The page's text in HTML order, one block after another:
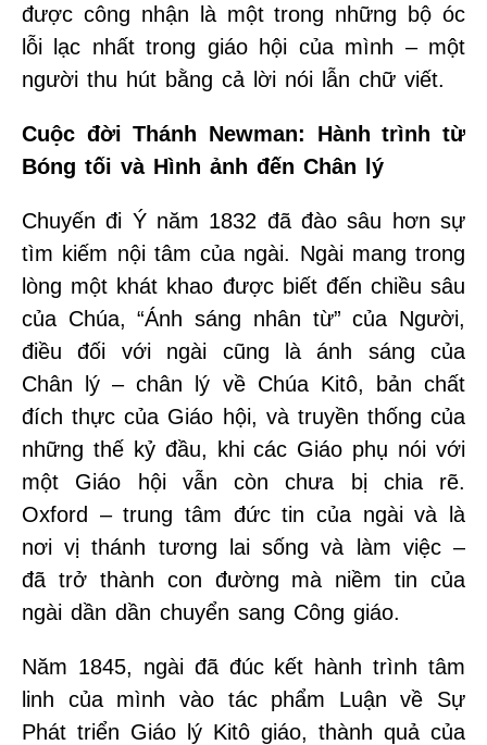
được công nhận là một trong những bộ óc
lỗi lạc nhất trong giáo hội của mình – một
người thu hút bằng cả lời nói lẫn chữ viết.
Cuộc đời Thánh Newman: Hành trình từ
Bóng tối và Hình ảnh đến Chân lý
Chuyến đi Ý năm 1832 đã đào sâu hơn sự
tìm kiếm nội tâm của ngài. Ngài mang trong
lòng một khát khao được biết đến chiều sâu
của Chúa, “Ánh sáng nhân từ” của Người,
điều đối với ngài cũng là ánh sáng của
Chân lý – chân lý về Chúa Kitô, bản chất
đích thực của Giáo hội, và truyền thống của
những thế kỷ đầu, khi các Giáo phụ nói với
một Giáo hội vẫn còn chưa bị chia rẽ.
Oxford – trung tâm đức tin của ngài và là
nơi vị thánh tương lai sống và làm việc –
đã trở thành con đường mà niềm tin của
ngài dần dần chuyển sang Công giáo.
Năm 1845, ngài đã đúc kết hành trình tâm
linh của mình vào tác phẩm Luận về Sự
Phát triển Giáo lý Kitô giáo, thành quả của